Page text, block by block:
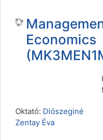
Economics
Oktató: Diószeginé
Zentay Éva